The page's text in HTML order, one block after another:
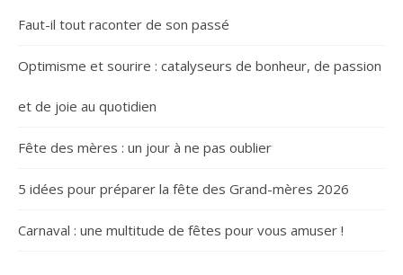
Faut-il tout raconter de son passé
Optimisme et sourire : catalyseurs de bonheur, de passion
et de joie au quotidien
Fête des mères : un jour à ne pas oublier
5 idées pour préparer la fête des Grand-mères 2026
Carnaval : une multitude de fêtes pour vous amuser !